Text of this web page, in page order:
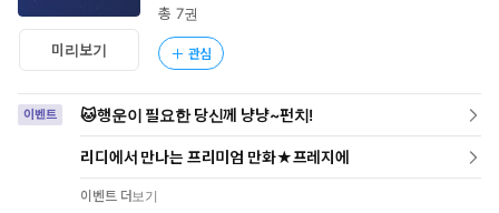
미리보기
총 7권
관심
이벤트 🐱행운이 필요한 당신께 냥냥~펀치!
리디에서 만나는 프리미엄 만화★프레지에
이벤트 더보기